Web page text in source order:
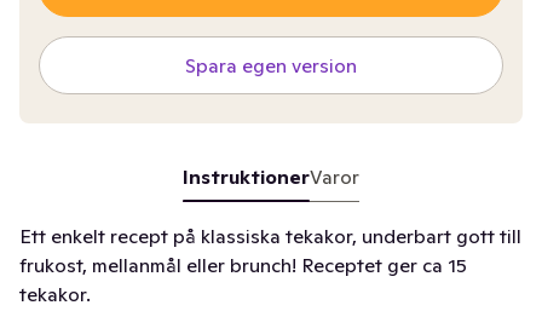
Spara egen version
InstruktionerVaror
Ett enkelt recept på klassiska tekakor, underbart gott till
frukost, mellanmål eller brunch! Receptet ger ca 15
tekakor.